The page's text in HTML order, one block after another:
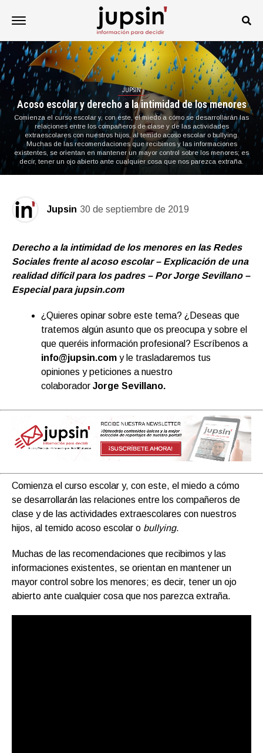
JUPSIN
Acoso escolar y derecho a la intimidad de los menores
Comienza el curso escolar y, con este, el miedo a cómo se desarrollarán las
relaciones entre los compañeros de clase y de las actividades
extraescolares con nuestros hijos, al temido acoso escolar o bullying.
Muchas de las recomendaciones que recibimos y las informaciones
existentes, se orientan en mantener un mayor control sobre los menores; es
decir, tener un ojo abierto ante cualquier cosa que nos parezca extraña.
Jupsin 30 de septiembre de 2019
Derecho a la intimidad de los menores en las Redes
Sociales frente al acoso escolar – Explicación de una
realidad difícil para los padres – Por Jorge Sevillano –
Especial para jupsin.com
¿Quieres opinar sobre este tema? ¿Deseas que
tratemos algún asunto que os preocupa y sobre el
que queréis información profesional? Escríbenos a
info@jupsin.com y le trasladaremos tus
opiniones y peticiones a nuestro
colaborador Jorge Sevillano.
Comienza el curso escolar y, con este, el miedo a cómo
se desarrollarán las relaciones entre los compañeros de
clase y de las actividades extraescolares con nuestros
hijos, al temido acoso escolar o bullying.
Muchas de las recomendaciones que recibimos y las
informaciones existentes, se orientan en mantener un
mayor control sobre los menores; es decir, tener un ojo
abierto ante cualquier cosa que nos parezca extraña.